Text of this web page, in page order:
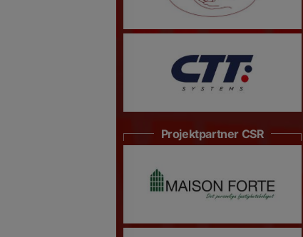
Projektpartner CSR